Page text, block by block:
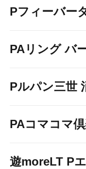
Pフィーバー
PAリング バ
Pルパン三世
PAコマコマ
遊moreLT P